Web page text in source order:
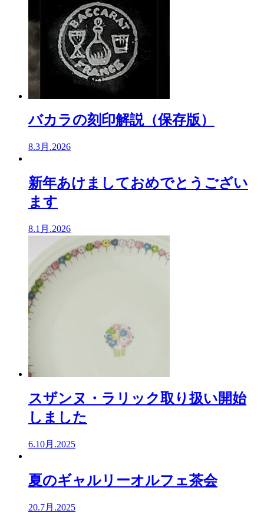
バカラの刻印解説（保存版）
8.3月.2026
新年あけましておめでとうござい
ます
8.1月.2026
スザンヌ・ラリック取り扱い開始
しました
6.10月.2025
夏のギャルリーオルフェ茶会
20.7月.2025